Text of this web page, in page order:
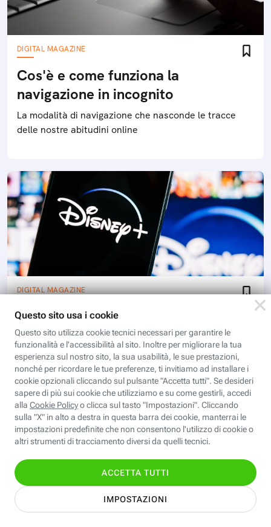
DIGITAL MAGAZINE
Cos'è e come funziona la
navigazione in incognito
La modalità di navigazione che nasconde le tracce
delle nostre abitudini online
DIGITAL MAGAZINE
Perché Disney+ ha rimosso 4K e
HDR dall’abbonamento Premium in
Italia
Disney+ ha rimosso il 4K e l’HDR dall’abbonamento
Premium anche in Italia. Ecco perché è successo e
cosa cambia per gli abbonati alla piattaforma di
streaming
Scopri i corsi gratuiti della